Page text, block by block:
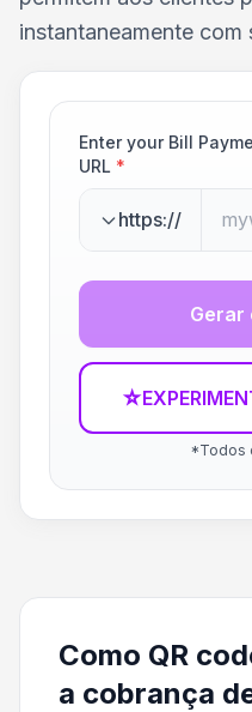
instantaneamente
Enter your Bill
URL *
https://
Gerar
☆
*Todos
Como QR
a cobrança